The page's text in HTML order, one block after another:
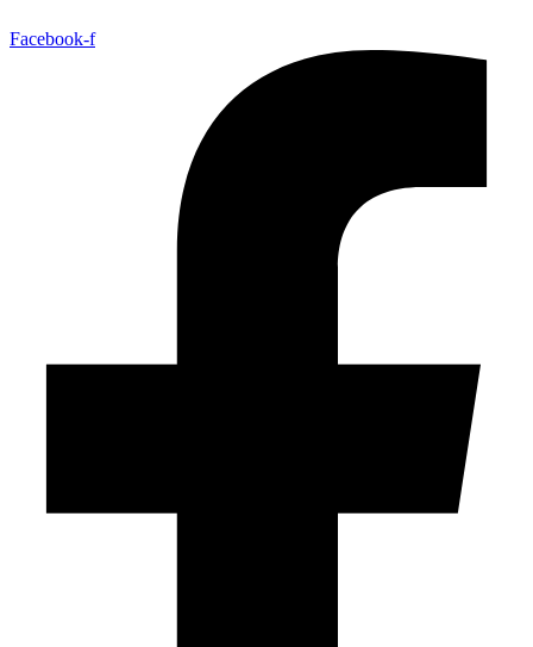
Facebook-f